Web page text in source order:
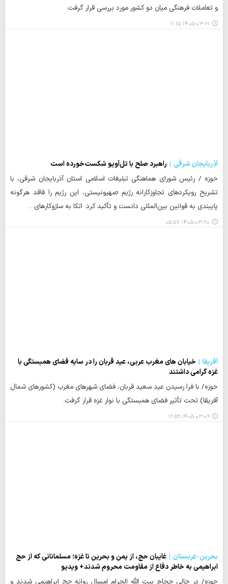
و تعاملات فرهنگی میان دو کشور مورد بررسی قرار گرفت.
۱۴۰۵-۰۳-۲۱ ۱۱:۱۵
آذربایجان شرقی
راهبرد صلح با تل‌آویو شکست‌خورده است
حوزه / رئیس شورای هماهنگی تبلیغات اسلامی استان آذربایجان شرقی، با
تشریح رویکردهای تجاوزکارانه رژیم صهیونیستی، این رژیم را فاقد هرگونه
پایبندی به قوانین بین‌المللی دانست و تأکید کرد: اتکا به سازوکارهای…
۱۴۰۵-۰۳-۲۰ ۰۵:۵۷
آفریقا
خیابان های مغرب عربی، عید قربان را در سایه فضای همبستگی با
غزه گرامی داشتند
حوزه/ با فرا رسیدن عید سعید قربان، فضای شهرهای مغرب (کشورهای شمال
آفریقا) تحت تأثیر فضای همبستگی با نوار غزه قرار گرفت.
۱۴۰۵-۰۳-۰۹ ۱۲:۵۹
بحرین-عربستان
غایبان حج، از یمن و بحرین تا غزه؛ مسلمانانی که از حج
ابراهیمی به خاطر دفاع از مقاومت محروم شدند+ ویدیو
حوزه/ در حالی حجاج بیت الله الحرام امسال روانه حج ابراهیمی شدند و